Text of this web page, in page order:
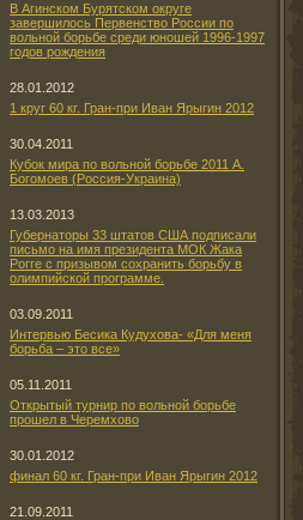
В Агинском Бурятском округе
завершилось Первенство России по
вольной борьбе среди юношей 1996-1997
годов рождения
28.01.2012
1 круг 60 кг. Гран-при Иван Ярыгин 2012
30.04.2011
Кубок мира по вольной борьбе 2011 А.
Богомоев (Россия-Украина)
13.03.2013
Губернаторы 33 штатов США подписали
письмо на имя президента МОК Жака
Рогге с призывом сохранить борьбу в
олимпийской программе.
03.09.2011
Интервью Бесика Кудухова- «Для меня
борьба – это все»
05.11.2011
Открытый турнир по вольной борьбе
прошел в Черемхово
30.01.2012
финал 60 кг. Гран-при Иван Ярыгин 2012
21.09.2011